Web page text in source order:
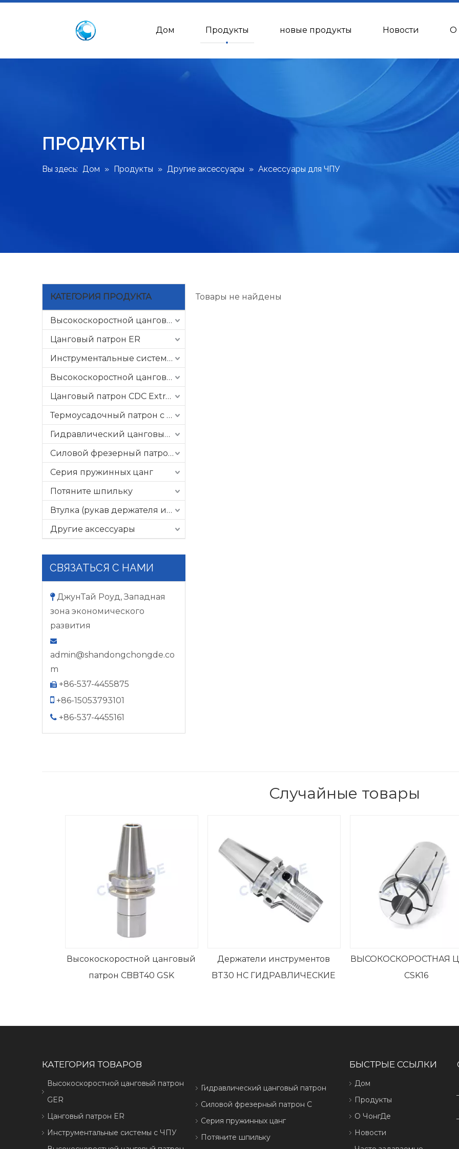
Дом Продукты новые продукты Новости О
ПРОДУКТЫ
Вы здесь: Дом » Продукты » Другие аксессуары » Аксессуары для ЧПУ
КАТЕГОРИЯ ПРОДУКТА
Высокоскоростной цанговый патрон GER
Цанговый патрон ER
Инструментальные системы с ЧПУ
Высокоскоростной цанговый патрон CSK
Цанговый патрон CDC Extra Slim
Термоусадочный патрон с ЧПУ
Гидравлический цанговый патрон
Силовой фрезерный патрон C
Серия пружинных цанг
Потяните шпильку
Втулка (рукав держателя инструмента)
Другие аксессуары
СВЯЗАТЬСЯ С НАМИ
ДжунТай Роуд, Западная
зона экономического
развития

admin@shandongchongde.co
m
 +86-537-4455875
 +86-15053793101
 +86-537-4455161
Товары не найдены
Случайные товары
Высокоскоростной цанговый
патрон CBBT40 GSK
Держатели инструментов
BT30 HC ГИДРАВЛИЧЕСКИЕ
ВЫСОКОСКОРОСТНАЯ
CSK16
КАТЕГОРИЯ ТОВАРОВ
Высокоскоростной цанговый патрон
GER
Цанговый патрон ER
Инструментальные системы с ЧПУ
Гидравлический цанговый патрон
Силовой фрезерный патрон C
Серия пружинных цанг
Потяните шпильку
БЫСТРЫЕ ССЫЛКИ
Дом
Продукты
О ЧонгДе
Новости